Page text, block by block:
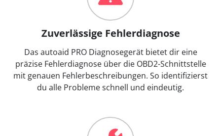
Zuverlässige Fehlerdiagnose
Das autoaid PRO Diagnosegerät bietet dir eine
präzise Fehlerdiagnose über die OBD2-Schnittstelle
mit genauen Fehlerbeschreibungen. So identifizierst
du alle Probleme schnell und eindeutig.